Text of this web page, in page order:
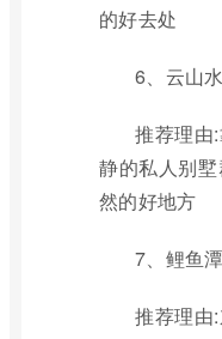
的好去处
6、云山
推荐理由
静的私人别
然的好地方
7、鲤鱼潭
推荐理由